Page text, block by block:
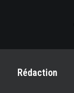
Rédaction